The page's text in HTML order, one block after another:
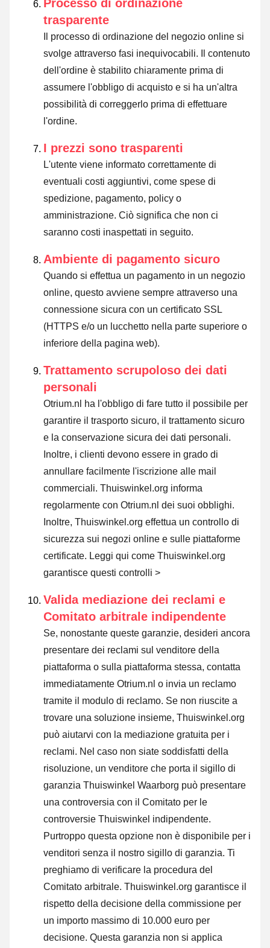
Processo di ordinazione
trasparente
Il processo di ordinazione del negozio online si
svolge attraverso fasi inequivocabili. Il contenuto
dell'ordine è stabilito chiaramente prima di
assumere l'obbligo di acquisto e si ha un'altra
possibilità di correggerlo prima di effettuare
l'ordine.
I prezzi sono trasparenti
L'utente viene informato correttamente di
eventuali costi aggiuntivi, come spese di
spedizione, pagamento, policy o
amministrazione. Ciò significa che non ci
saranno costi inaspettati in seguito.
Ambiente di pagamento sicuro
Quando si effettua un pagamento in un negozio
online, questo avviene sempre attraverso una
connessione sicura con un certificato SSL
(HTTPS e/o un lucchetto nella parte superiore o
inferiore della pagina web).
Trattamento scrupoloso dei dati
personali
Otrium.nl ha l'obbligo di fare tutto il possibile per
garantire il trasporto sicuro, il trattamento sicuro
e la conservazione sicura dei dati personali.
Inoltre, i clienti devono essere in grado di
annullare facilmente l'iscrizione alle mail
commerciali. Thuiswinkel.org informa
regolarmente con Otrium.nl dei suoi obblighi.
Inoltre, Thuiswinkel.org effettua un controllo di
sicurezza sui negozi online e sulle piattaforme
certificate. Leggi qui come Thuiswinkel.org
garantisce questi controlli >
Valida mediazione dei reclami e
Comitato arbitrale indipendente
Se, nonostante queste garanzie, desideri ancora
presentare dei reclami sul venditore della
piattaforma o sulla piattaforma stessa, contatta
immediatamente Otrium.nl o invia un reclamo
tramite il modulo di reclamo. Se non riuscite a
trovare una soluzione insieme, Thuiswinkel.org
può aiutarvi con la mediazione gratuita per i
reclami. Nel caso non siate soddisfatti della
risoluzione, un venditore che porta il sigillo di
garanzia Thuiswinkel Waarborg può presentare
una controversia con il Comitato per le
controversie Thuiswinkel indipendente.
Purtroppo questa opzione non è disponibile per i
venditori senza il nostro sigillo di garanzia. Ti
preghiamo di verificare la procedura del
Comitato arbitrale. Thuiswinkel.org garantisce il
rispetto della decisione della commissione per
un importo massimo di 10.000 euro per
decisione. Questa garanzia non si applica